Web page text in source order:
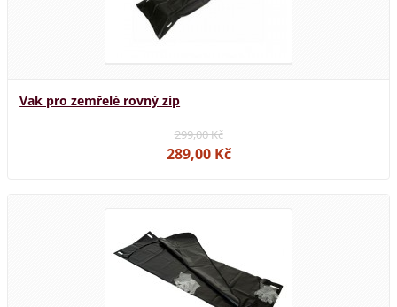
Vak pro zemřelé rovný zip
299,00 Kč
289,00 Kč